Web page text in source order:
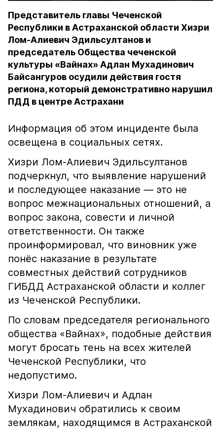
Представитель главы Чеченской
Республики в Астраханской области Хизри
Лом-Алиевич Эдильсултанов и
председатель Общества чеченской
культуры «Вайнах» Адлан Мухадинович
Байсангуров осудили действия гостя
региона, который демонстративно нарушил
ПДД в центре Астрахани
Информация об этом инциденте была
освещена в социальных сетях.
Хизри Лом-Алиевич Эдильсултанов
подчеркнул, что выявление нарушений
и последующее наказание — это не
вопрос межнациональных отношений, а
вопрос закона, совести и личной
ответственности. Он также
проинформировал, что виновник уже
понёс наказание в результате
совместных действий сотрудников
ГИБДД Астраханской области и коллег
из Чеченской Республики.
По словам председателя регионального
общества «Вайнах», подобные действия
могут бросать тень на всех жителей
Чеченской Республики, что
недопустимо.
Хизри Лом-Алиевич и Адлан
Мухадинович обратились к своим
землякам, находящимся в Астраханской